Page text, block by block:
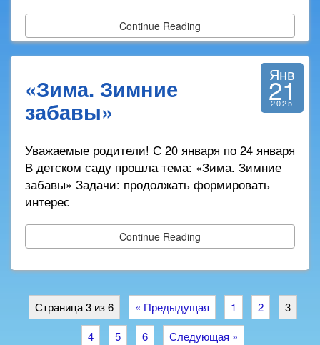
Continue Reading
«Зима. Зимние
забавы»
Янв
21
2025
Уважаемые родители! С 20 января по 24 января
В детском саду прошла тема: «Зима. Зимние
забавы» Задачи: продолжать формировать
интерес
Continue Reading
Страница 3 из 6 « Предыдущая 1 2
3
4
5 6 Следующая »